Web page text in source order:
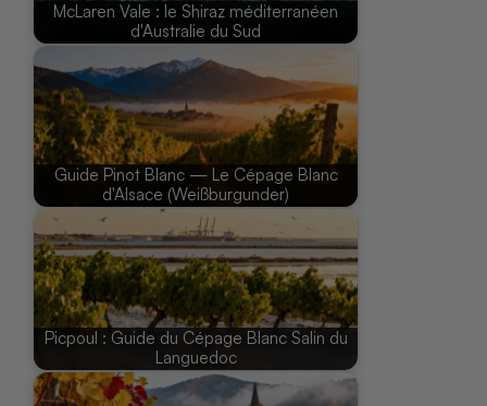
McLaren Vale : le Shiraz méditerranéen
d'Australie du Sud
Guide Pinot Blanc — Le Cépage Blanc
d'Alsace (Weißburgunder)
Picpoul : Guide du Cépage Blanc Salin du
Languedoc